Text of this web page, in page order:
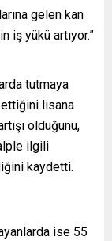
gelen kan
iş yükü artıyor.”
tutmaya
ettiğini lisana
olduğunu,
ilgili
kaydetti.
ise 55